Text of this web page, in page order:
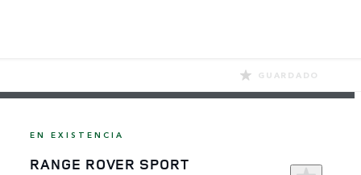
GUARDADO
EN EXISTENCIA
RANGE ROVER SPORT